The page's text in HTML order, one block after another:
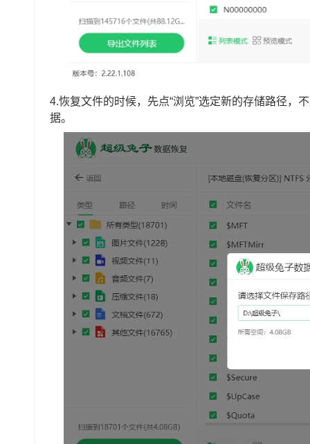
4.恢复文件的时候，先点“浏览”选定新的存储路径，
据。